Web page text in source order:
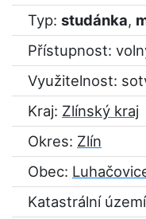
Typ: studánka,
Přístupnost:
Využitelnost:
Kraj: Zlínský kraj
Okres: Zlín
Obec:
Katastrální